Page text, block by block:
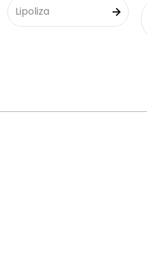
Lipoliza